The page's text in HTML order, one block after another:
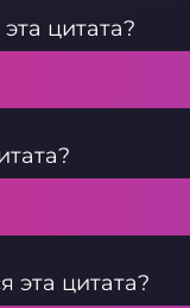
цитата?
эта цитата?